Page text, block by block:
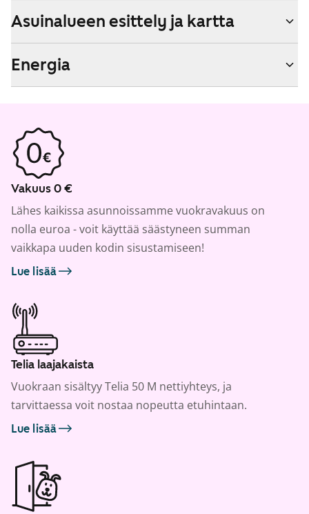
Asuinalueen esittely ja kartta
Energia
Vakuus 0 €
Lähes kaikissa asunnoissamme vuokravakuus on
nolla euroa - voit käyttää säästyneen summan
vaikkapa uuden kodin sisustamiseen!
Lue lisää
Telia laajakaista
Vuokraan sisältyy Telia 50 M nettiyhteys, ja
tarvittaessa voit nostaa nopeutta etuhintaan.
Lue lisää